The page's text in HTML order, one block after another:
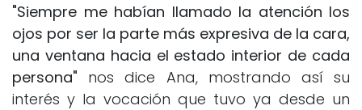
"Siempre me habían llamado la atención los
ojos por ser la parte más expresiva de la cara,
una ventana hacia el estado interior de cada
persona" nos dice Ana, mostrando así su
interés y la vocación que tuvo ya desde un